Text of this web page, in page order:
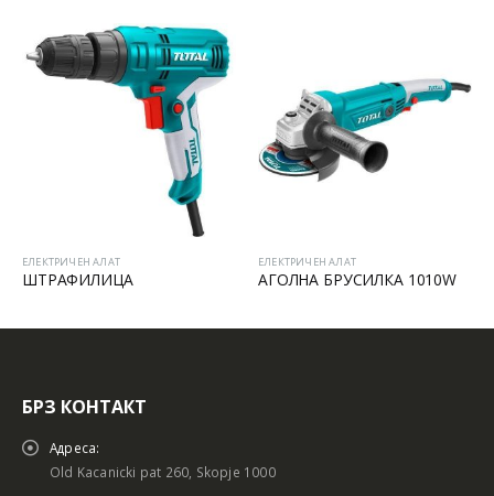
ЕЛЕКТРИЧЕН АЛАТ
ШТРАФИЛИЦА
ЕЛЕКТРИЧЕН АЛАТ
АГОЛНА БРУСИЛКА 1010W
БРЗ КОНТАКТ
Адреса:
Old Kacanicki pat 260, Skopje 1000